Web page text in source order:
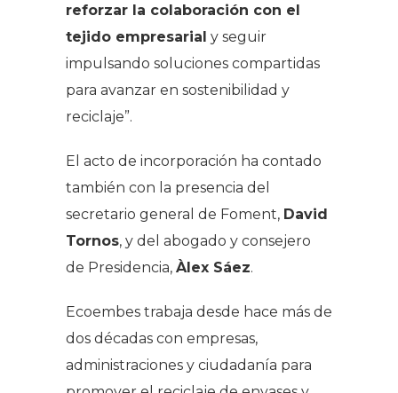
reforzar la colaboración con el
tejido empresarial y seguir
impulsando soluciones compartidas
para avanzar en sostenibilidad y
reciclaje”.
El acto de incorporación ha contado
también con la presencia del
secretario general de Foment, David
Tornos, y del abogado y consejero
de Presidencia, Àlex Sáez.
Ecoembes trabaja desde hace más de
dos décadas con empresas,
administraciones y ciudadanía para